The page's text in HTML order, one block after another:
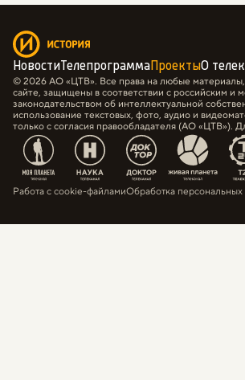
НовостиТелепрограммаПроектыО
© 2026 АО «ЦТВ». Все права на любые
сайте, защищены в соответствии с российским и
законодательством об интеллектуальной
использование текстовых, фото, аудио и
только с согласия правообладателя (АО «ЦТВ»).
Работа с cookie-файламиОбработка